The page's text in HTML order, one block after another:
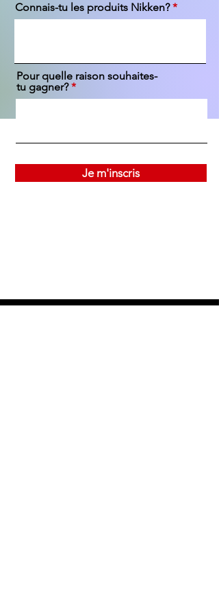
Connais-tu les produits Nikken?
Pour quelle raison souhaites-
tu gagner?
Je m'inscris